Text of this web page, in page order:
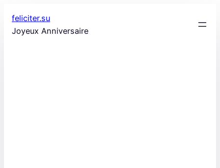
au
contenu
feliciter.su
Joyeux Anniversaire